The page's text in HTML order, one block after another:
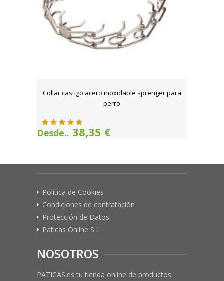
Collar castigo acero inoxidable sprenger para
perro
Desde.. 38,35 €
Política de Cookies
Condiciones de contratación
Protección de Datos
Paticas Online S.L
NOSOTROS
PATICAS.es tu tienda online de productos